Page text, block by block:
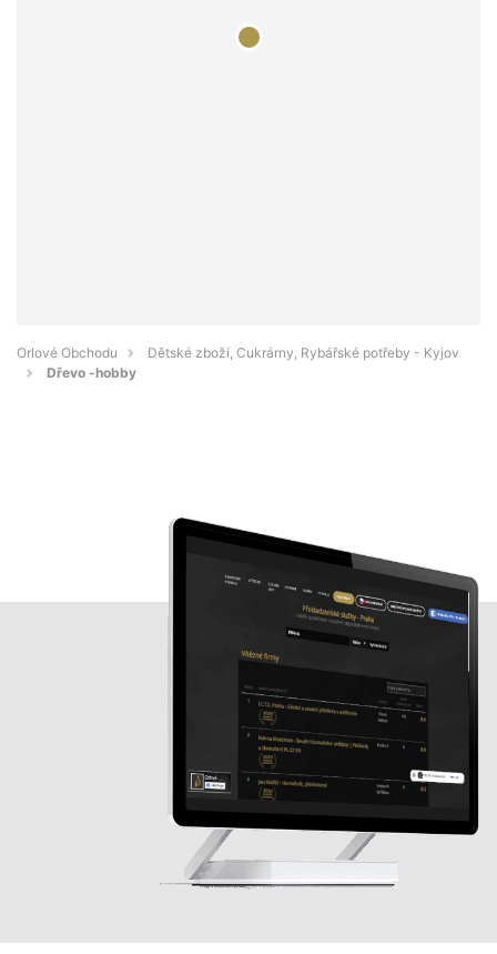
Orlové Obchodu
Dětské zboží, Cukrárny, Rybářské potřeby - Kyjov
Dřevo -hobby